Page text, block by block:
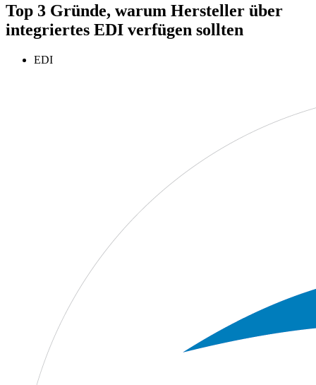
Top 3 Gründe, warum Hersteller über
integriertes EDI verfügen sollten
EDI